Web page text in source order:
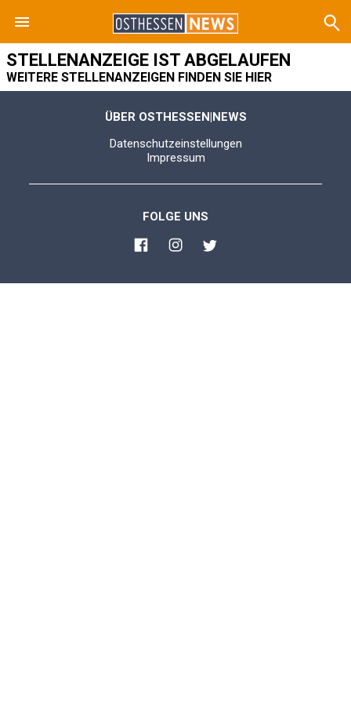
STELLENANZEIGE IST ABGELAUFEN
WEITERE STELLENANZEIGEN FINDEN SIE HIER
ÜBER OSTHESSEN|NEWS
Datenschutzeinstellungen
Impressum
FOLGE UNS